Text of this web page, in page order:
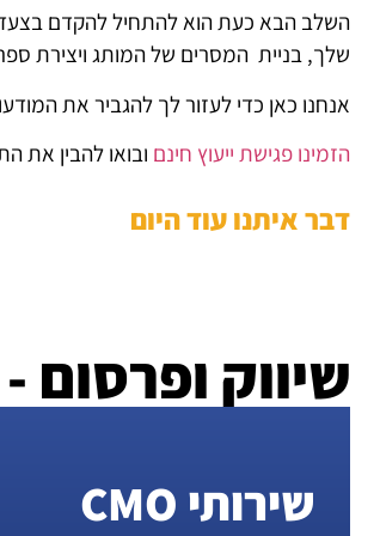
השלב הבא כעת הוא להתחיל להקדם בצעדים
שלך, בניית המסרים של המותג ויצירת
אנחנו כאן כדי לעזור לך להגביר את
הזמינו פגישת ייעוץ חינם ובואו להבין את
דבר איתנו עוד היום
שיווק ופרסום
שירותי CMO